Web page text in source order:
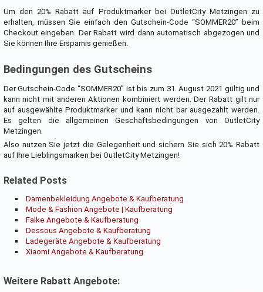
Um den 20% Rabatt auf Produktmarker bei OutletCity Metzingen zu
erhalten, müssen Sie einfach den Gutschein-Code “SOMMER20” beim
Checkout eingeben. Der Rabatt wird dann automatisch abgezogen und
Sie können Ihre Ersparnis genießen.
Bedingungen des Gutscheins
Der Gutschein-Code “SOMMER20” ist bis zum 31. August 2021 gültig und
kann nicht mit anderen Aktionen kombiniert werden. Der Rabatt gilt nur
auf ausgewählte Produktmarker und kann nicht bar ausgezahlt werden.
Es gelten die allgemeinen Geschäftsbedingungen von OutletCity
Metzingen.
Also nutzen Sie jetzt die Gelegenheit und sichern Sie sich 20% Rabatt
auf Ihre Lieblingsmarken bei OutletCity Metzingen!
Related Posts
Damenbekleidung Angebote & Kaufberatung
Mode & Fashion Angebote | Kaufberatung
Falke Angebote & Kaufberatung
Dessous Angebote & Kaufberatung
Ladegeräte Angebote & Kaufberatung
Xiaomi Angebote & Kaufberatung
Weitere Rabatt Angebote: